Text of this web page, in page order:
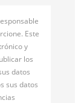
Este
y
los
datos
sus datos